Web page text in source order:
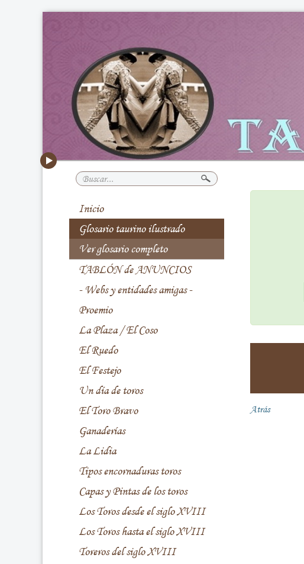
Buscar...
Inicio
Glosario taurino ilustrado
Ver glosario completo
TABLÓN de ANUNCIOS
- Webs y entidades amigas -
Proemio
La Plaza / El Coso
El Ruedo
El Festejo
Un día de toros
El Toro Bravo
Ganaderías
La Lidia
Tipos encornaduras toros
Capas y Pintas de los toros
Los Toros desde el siglo XVIII
Los Toros hasta el siglo XVIII
Toreros del siglo XVIII
Atrás